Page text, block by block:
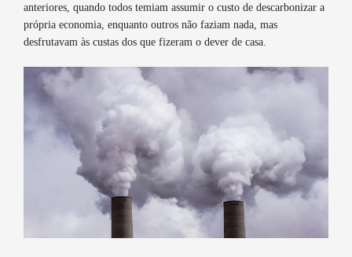
anteriores, quando todos temiam assumir o custo de descarbonizar a
própria economia, enquanto outros não faziam nada, mas
desfrutavam às custas dos que fizeram o dever de casa.